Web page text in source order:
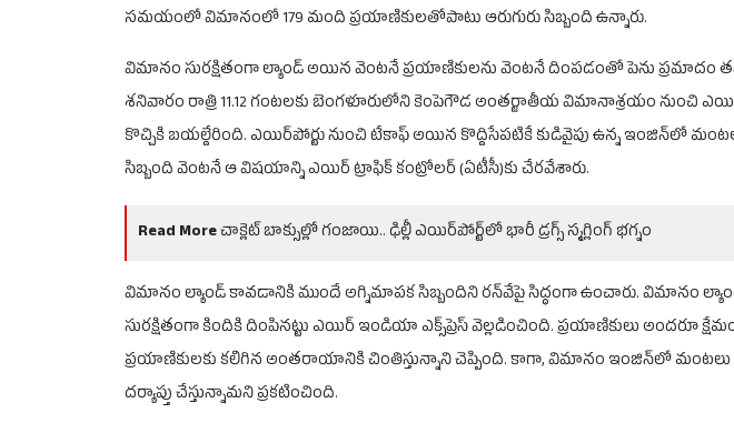
సమయంలో విమానంలో 179 మంది ప్రయాణికులతోపాటు ఆరుగురు సిబ్బంది ఉన్నారు.
విమానం సురక్షితంగా ల్యాండ్ అయిన వెంటనే ప్రయాణికులను వెంటనే దింపడంతో పెను ప్రమాదం
శనివారం రాత్రి 11.12 గంటలకు బెంగళూరులోని కెంపెగౌడ అంతర్జాతీయ విమానాశ్రయం నుంచి
కొచ్చికి బయల్దేరింది. ఎయిర్‌పోర్టు నుంచి టేకాఫ్ అయిన కొద్దిసేపటికే కుడివైపు ఉన్న ఇంజిన్‌లో
సిబ్బంది వెంటనే ఆ విషయాన్ని ఎయిర్ ట్రాఫిక్ కంట్రోలర్‌ (ఏటీసీ)కు చేరవేశారు.
Read Moreచాక్లెట్ బాక్సుల్లో గంజాయి.. ఢిల్లీ ఎయిర్‌పోర్ట్‌లో భారీ డ్రగ్స్ స్మగ్లింగ్ భగ్నం
విమానం ల్యాండ్ కావడానికి ముందే అగ్నిమాపక సిబ్బందిని రన్‌వేపై సిద్ధంగా ఉంచారు. విమానం
సురక్షితంగా కిందికి దింపినట్టు ఎయిర్‌ ఇండియా ఎక్స్‌ప్రెస్‌ వెల్లడించింది. ప్రయాణికులు అందరూ
ప్రయాణికులకు కలిగిన అంతరాయానికి చింతిస్తున్నాని చెప్పింది. కాగా, విమానం ఇంజిన్‌లో
దర్యాప్తు చేస్తున్నామని ప్రకటించింది.